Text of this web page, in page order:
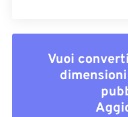
Vuoi